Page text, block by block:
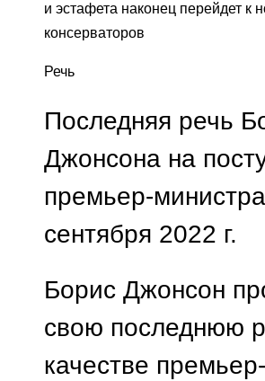
и эстафета наконец перейдет к
консерваторов
Речь
Последняя речь
Джонсона на
премьер-
сентября 2022 г.
Борис Джонсон
свою последнюю
качестве премьер-